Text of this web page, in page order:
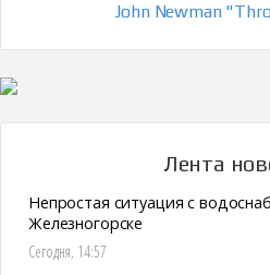
John Newman
Лента
Непростая ситуация с
Железногорске
Сегодня, 14:57